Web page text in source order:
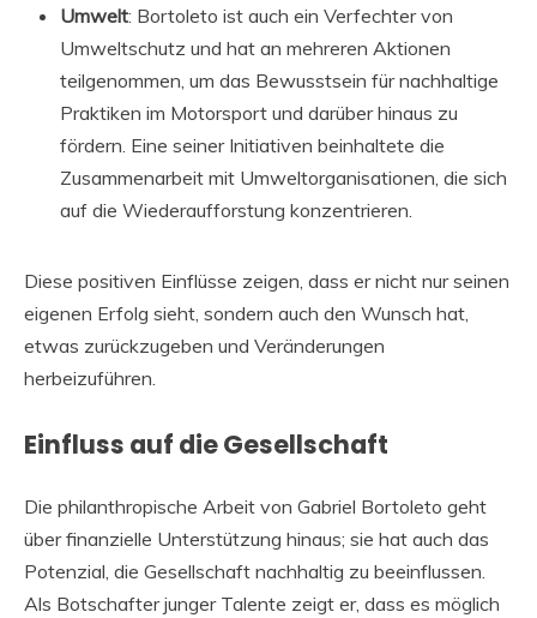
Umwelt: Bortoleto ist auch ein Verfechter von
Umweltschutz und hat an mehreren Aktionen
teilgenommen, um das Bewusstsein für nachhaltige
Praktiken im Motorsport und darüber hinaus zu
fördern. Eine seiner Initiativen beinhaltete die
Zusammenarbeit mit Umweltorganisationen, die sich
auf die Wiederaufforstung konzentrieren.
Diese positiven Einflüsse zeigen, dass er nicht nur seinen
eigenen Erfolg sieht, sondern auch den Wunsch hat,
etwas zurückzugeben und Veränderungen
herbeizuführen.
Einfluss auf die Gesellschaft
Die philanthropische Arbeit von Gabriel Bortoleto geht
über finanzielle Unterstützung hinaus; sie hat auch das
Potenzial, die Gesellschaft nachhaltig zu beeinflussen.
Als Botschafter junger Talente zeigt er, dass es möglich